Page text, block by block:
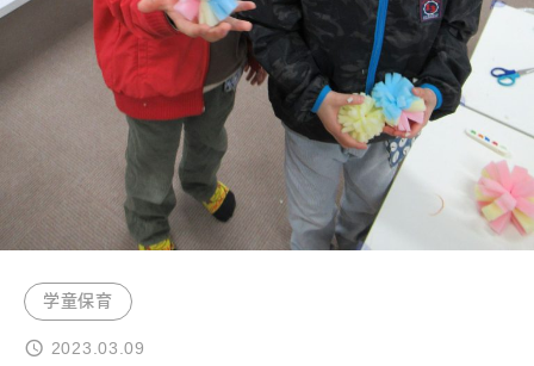
お問い合わせ
団体向け出張英会話
新着情報
コラム・読み物
学童保育
2023.03.09